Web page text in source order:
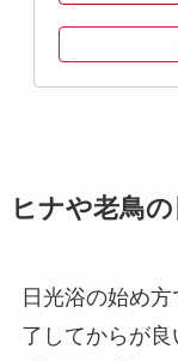
ヒナや老鳥
日光浴の始め
了してからが